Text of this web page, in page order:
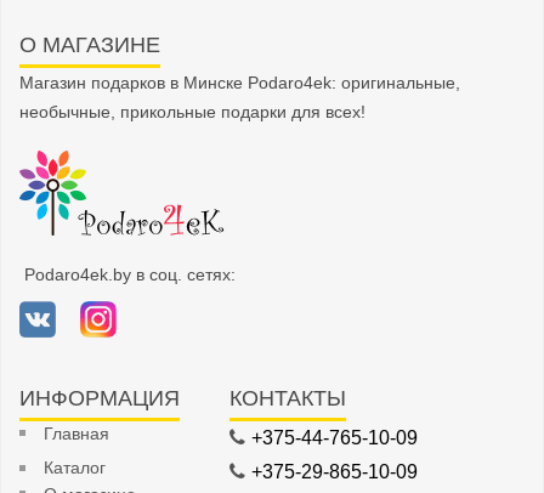
О МАГАЗИНЕ
Магазин подарков в Минске Podaro4ek: оригинальные,
необычные, прикольные подарки для всех!
Podaro4ek.by в соц. сетях:
ИНФОРМАЦИЯ
Главная
Каталог
КОНТАКТЫ
+375-44-765-10-09
+375-29-865-10-09